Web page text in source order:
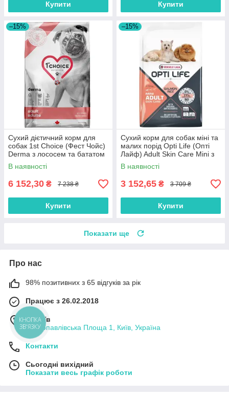
Купити Купити
–15%
Сухий дієтичний корм для
собак 1st Choice (Фест Чойс)
Derma з лососем та бататом
12 кг
В наявності
6 152,30 ₴ 7 238 ₴
Купити
–15%
Сухий корм для собак міні та
малих порід Opti Life (Опті
Лайф) Adult Skin Care Mini з
лососем 7.5 кг
В наявності
3 152,65 ₴ 3 709 ₴
Купити
Показати ще
Про нас
98% позитивних з 65 відгуків за рік
Працює з 26.02.2018
м. Київ
Петропавлівська Площа 1, Київ, Україна
Контакти
Сьогодні вихідний
Показати весь графік роботи
КНОПКА
ЗВ'ЯЗКУ